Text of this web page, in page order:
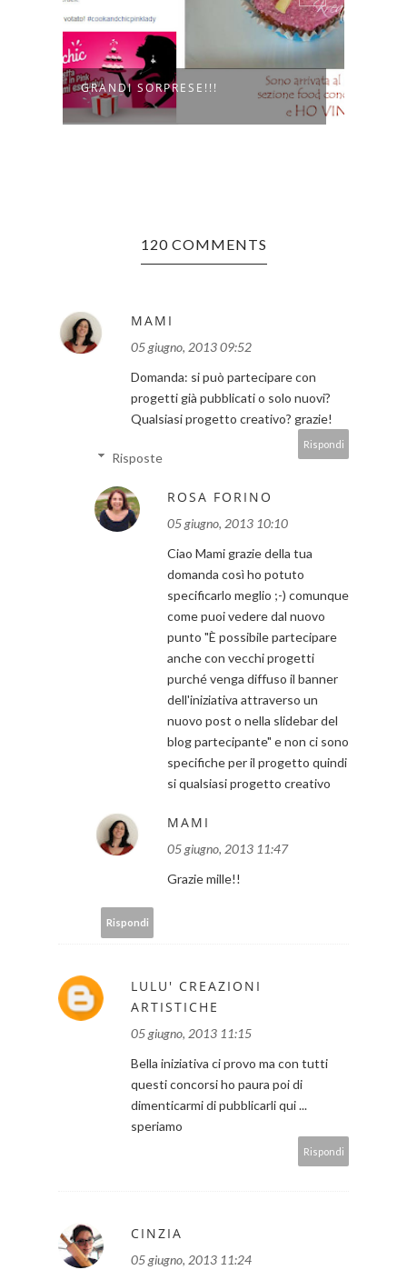
GRANDI SORPRESE!!!
120 COMMENTS
MAMI
05 giugno, 2013 09:52
Domanda: si può partecipare con
progetti già pubblicati o solo nuovi?
Qualsiasi progetto creativo? grazie!
Rispondi
Risposte
ROSA FORINO
05 giugno, 2013 10:10
Ciao Mami grazie della tua
domanda così ho potuto
specificarlo meglio ;-) comunque
come puoi vedere dal nuovo
punto "È possibile partecipare
anche con vecchi progetti
purché venga diffuso il banner
dell'iniziativa attraverso un
nuovo post o nella slidebar del
blog partecipante" e non ci sono
specifiche per il progetto quindi
si qualsiasi progetto creativo
MAMI
05 giugno, 2013 11:47
Grazie mille!!
Rispondi
LULU' CREAZIONI
ARTISTICHE
05 giugno, 2013 11:15
Bella iniziativa ci provo ma con tutti
questi concorsi ho paura poi di
dimenticarmi di pubblicarli qui ...
speriamo
Rispondi
CINZIA
05 giugno, 2013 11:24